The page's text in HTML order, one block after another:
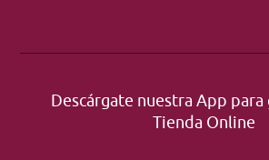
Descárgate nuestra App
Tienda Online